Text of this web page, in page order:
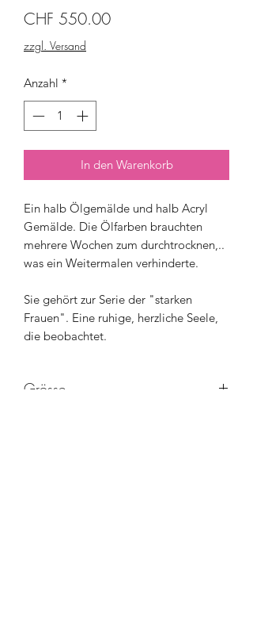
CHF 550.00Preis
zzgl. Versand
Anzahl *
In den Warenkorb
Ein halb Ölgemälde und halb Acryl
Gemälde. Die Ölfarben brauchten
mehrere Wochen zum durchtrocknen,..
was ein Weitermalen verhinderte.
Sie gehört zur Serie der "starken
Frauen". Eine ruhige, herzliche Seele,
die beobachtet.
Grösse